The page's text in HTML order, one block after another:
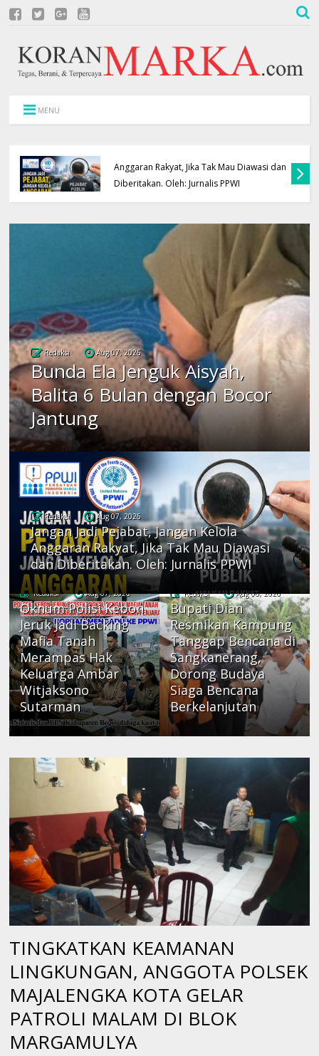
MENU
Anggaran Rakyat, Jika Tak Mau Diawasi dan
Diberitakan. Oleh: Jurnalis PPWI
Redaksi Aug 07, 2026
Bunda Ela Jenguk Aisyah,
Balita 6 Bulan dengan Bocor
Jantung
Redaksi Aug 07, 2026
Jangan Jadi Pejabat, Jangan Kelola
Anggaran Rakyat, Jika Tak Mau Diawasi
dan Diberitakan. Oleh: Jurnalis PPWI
Redaksi Aug 07, 2026
Oknum Polisi Kebon
Jeruk Jadi Backing
Mafia Tanah
Merampas Hak
Keluarga Ambar
Witjaksono
Sutarman
Redaksi Aug 06, 2026
Bupati Dian
Resmikan Kampung
Tanggap Bencana di
Sangkanerang,
Dorong Budaya
Siaga Bencana
Berkelanjutan
TINGKATKAN KEAMANAN
LINGKUNGAN, ANGGOTA POLSEK
MAJALENGKA KOTA GELAR
PATROLI MALAM DI BLOK
MARGAMULYA